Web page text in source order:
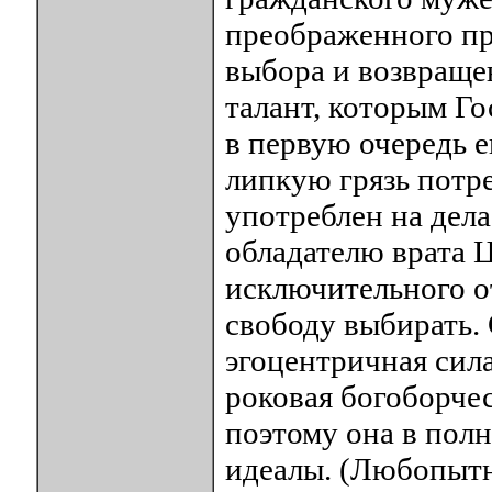
преображенного
выбора и
талант, которым
в первую очередь
липкую грязь
употреблен на
обладателю врата
исключительного
свободу выбирать.
эгоцентричная
роковая
поэтому она в
идеалы.